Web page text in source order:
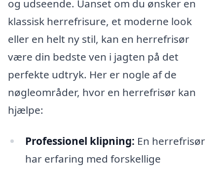
og udseende. Uanset om du ønsker en
klassisk herrefrisure, et moderne look
eller en helt ny stil, kan en herrefrisør
være din bedste ven i jagten på det
perfekte udtryk. Her er nogle af de
nøgleområder, hvor en herrefrisør kan
hjælpe:
Professionel klipning: En herrefrisør
har erfaring med forskellige